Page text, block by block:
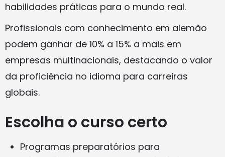
habilidades práticas para o mundo real.
Profissionais com conhecimento em alemão
podem ganhar de 10% a 15% a mais em
empresas multinacionais, destacando o valor
da proficiência no idioma para carreiras
globais.
Escolha o curso certo
Programas preparatórios para